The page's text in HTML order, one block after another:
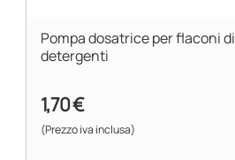
Pompa dosatrice per flaconi
detergenti
1,70 €
(Prezzo iva inclusa)